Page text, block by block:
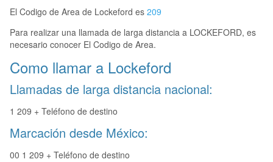
El Codigo de Area de Lockeford es 209
Para realizar una llamada de larga distancia a LOCKEFORD, es
necesario conocer El Codigo de Area.
Como llamar a Lockeford
Llamadas de larga distancia nacional:
1 209 + Teléfono de destino
Marcación desde México:
00 1 209 + Teléfono de destino